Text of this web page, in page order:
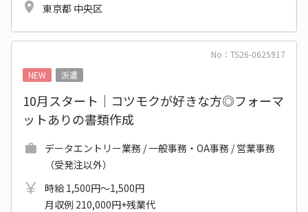
東京都 中央区
No：TS26-0625917
NEW
派遣
10月スタート｜コツモクが好きな方◎フォーマ
ットありの書類作成
データエントリー業務 / 一般事務・OA事務 / 営業事務
（受発注以外）
時給 1,500円～1,500円
月収例 210,000円+残業代